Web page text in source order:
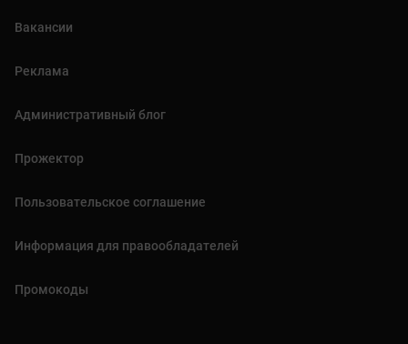
Вакансии
Реклама
Административный блог
Прожектор
Пользовательское соглашение
Информация для правообладателей
Промокоды